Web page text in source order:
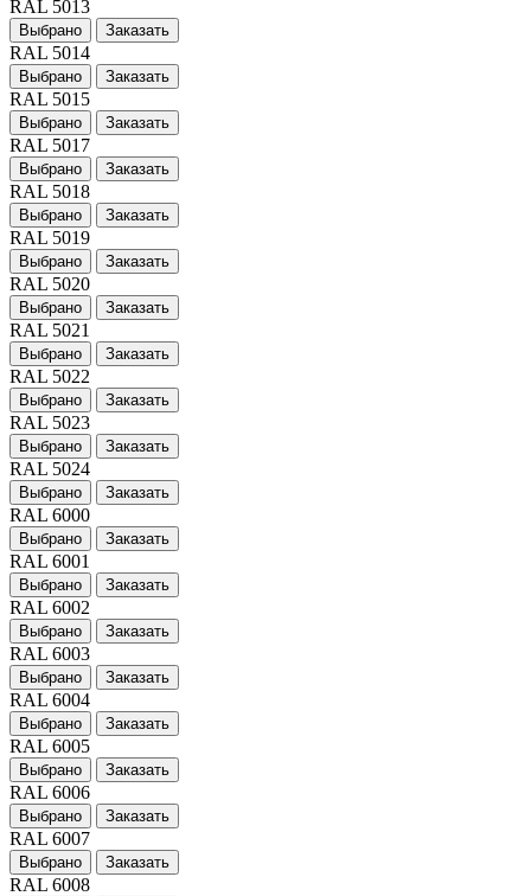
RAL 5013
Выбрано Заказать
RAL 5014
Выбрано Заказать
RAL 5015
Выбрано Заказать
RAL 5017
Выбрано Заказать
RAL 5018
Выбрано Заказать
RAL 5019
Выбрано Заказать
RAL 5020
Выбрано Заказать
RAL 5021
Выбрано Заказать
RAL 5022
Выбрано Заказать
RAL 5023
Выбрано Заказать
RAL 5024
Выбрано Заказать
RAL 6000
Выбрано Заказать
RAL 6001
Выбрано Заказать
RAL 6002
Выбрано Заказать
RAL 6003
Выбрано Заказать
RAL 6004
Выбрано Заказать
RAL 6005
Выбрано Заказать
RAL 6006
Выбрано Заказать
RAL 6007
Выбрано Заказать
RAL 6008